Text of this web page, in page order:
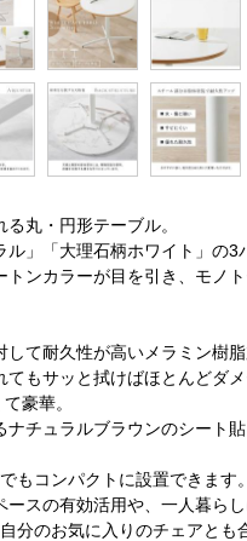
丸・円形テーブル。
ル」「大理石柄ホワイト」の3
ンカラーが目を引き、モノ
て耐久性が高いメラミン樹脂
もサッと拭けばほとんどダメ
豪華。
チュラルブラウンのシート貼
もコンパクトに設置できます。
スの有効活用や、一人暮らし
分のお気に入りのチェアとも